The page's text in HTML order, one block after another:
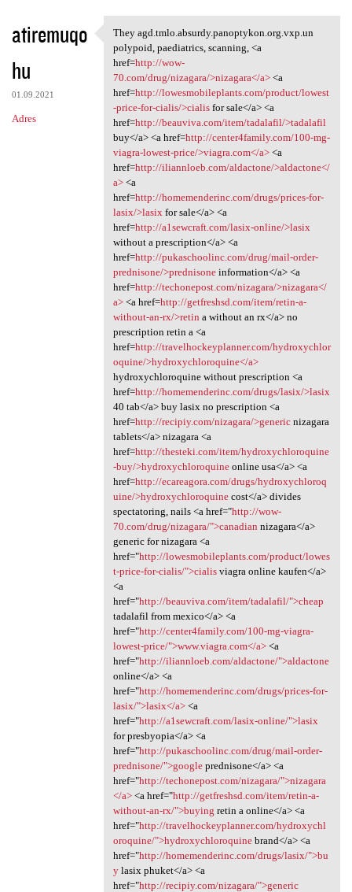
atiremuqo
hu
01.09.2021
Adres
They agd.tmlo.absurdy
They agd.tmlo.absurdy.panoptykon.org.vxp.un
polypoid, paediatrics, scanning, <a
href=http://wow-
70.com/drug/nizagara/>nizagara</a><a
href=http://lowesmobileplants.com/product/lowest
-price-for-cialis/>cialisfor sale</a> <a
href=http://beauviva.com/item/tadalafil/>tadalafil
buy</a> <a href=http://center4family.com/100-mg-
viagra-lowest-price/>viagra.com</a><a
href=http://iliannloeb.com/aldactone/>aldactone</
a><a
href=http://homemenderinc.com/drugs/prices-for-
lasix/>lasix for sale</a> <a
href=http://a1sewcraft.com/lasix-online/>lasix
without a prescription</a> <a
href=http://pukaschoolinc.com/drug/mail-order-
prednisone/>prednisoneinformation</a> <a
href=http://techonepost.com/nizagara/>nizagara</
a><a href=http://getfreshsd.com/item/retin-a-
without-an-rx/>retin a without an rx</a> no
prescription retin a <a
href=http://travelhockeyplanner.com/hydroxychlor
oquine/>hydroxychloroquine</a>
hydroxychloroquine without prescription <a
href=http://homemenderinc.com/drugs/lasix/>lasix
40 tab</a> buy lasix no prescription <a
href=http://recipiy.com/nizagara/>genericnizagara
tablets</a> nizagara <a
href=http://thesteki.com/item/hydroxychloroquine
-buy/>hydroxychloroquineonline usa</a> <a
href=http://ecareagora.com/drugs/hydroxychloroq
uine/>hydroxychloroquinecost</a> divides
spectatoring, nails <a href="http://wow-
70.com/drug/nizagara/">canadian nizagara</a>
generic for nizagara <a
href="http://lowesmobileplants.com/product/lowes
t-price-for-cialis/">cialisviagra online kaufen</a>
<a
href="http://beauviva.com/item/tadalafil/">cheap
tadalafil from mexico</a> <a
href="http://center4family.com/100-mg-viagra-
lowest-price/">www.viagra.com</a><a
href="http://iliannloeb.com/aldactone/">aldactone
online</a> <a
href="http://homemenderinc.com/drugs/prices-for-
lasix/">lasix</a><a
href="http://a1sewcraft.com/lasix-online/">lasix
for presbyopia</a> <a
href="http://pukaschoolinc.com/drug/mail-order-
prednisone/">googleprednisone</a> <a
href="http://techonepost.com/nizagara/">nizagara
</a><a href="http://getfreshsd.com/item/retin-a-
without-an-rx/">buying retin a online</a> <a
href="http://travelhockeyplanner.com/hydroxychl
oroquine/">hydroxychloroquinebrand</a> <a
href="http://homemenderinc.com/drugs/lasix/">bu
ylasix phuket</a> <a
href="http://recipiy.com/nizagara/">generic